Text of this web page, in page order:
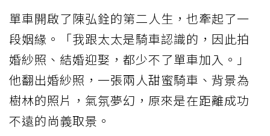
單車開啟了陳弘銓的第二人生，也牽起了一
段姻緣。「我跟太太是騎車認識的，因此拍
婚紗照、結婚迎娶，都少不了單車加入。」
他翻出婚紗照，一張兩人甜蜜騎車、背景為
樹林的照片，氣氛夢幻，原來是在距離成功
不遠的尚義取景。